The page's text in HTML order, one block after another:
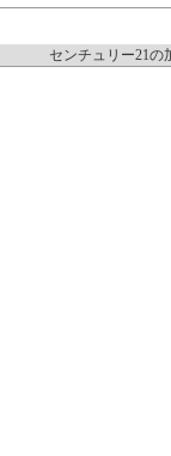
センチュリー21の